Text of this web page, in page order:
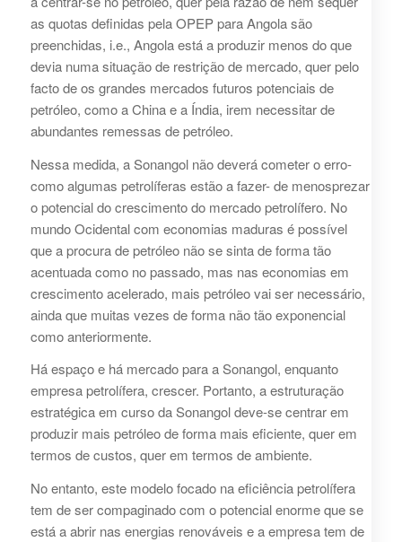
as quotas definidas pela OPEP para Angola são
preenchidas, i.e., Angola está a produzir menos do que
devia numa situação de restrição de mercado, quer pelo
facto de os grandes mercados futuros potenciais de
petróleo, como a China e a Índia, irem necessitar de
abundantes remessas de petróleo.
Nessa medida, a Sonangol não deverá cometer o erro-
como algumas petrolíferas estão a fazer- de menosprezar
o potencial do crescimento do mercado petrolífero. No
mundo Ocidental com economias maduras é possível
que a procura de petróleo não se sinta de forma tão
acentuada como no passado, mas nas economias em
crescimento acelerado, mais petróleo vai ser necessário,
ainda que muitas vezes de forma não tão exponencial
como anteriormente.
Há espaço e há mercado para a Sonangol, enquanto
empresa petrolífera, crescer. Portanto, a estruturação
estratégica em curso da Sonangol deve-se centrar em
produzir mais petróleo de forma mais eficiente, quer em
termos de custos, quer em termos de ambiente.
No entanto, este modelo focado na eficiência petrolífera
tem de ser compaginado com o potencial enorme que se
está a abrir nas energias renováveis e a empresa tem de